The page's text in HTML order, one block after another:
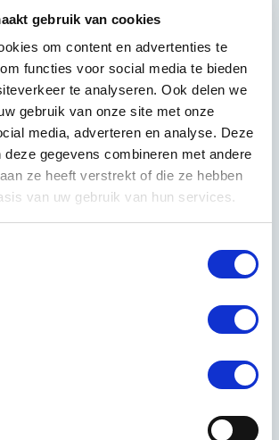
gebruik van cookies
om content en advertenties te
functies voor social media te bieden
te analyseren. Ook delen we
gebruik van onze site met onze
media, adverteren en analyse. Deze
deze gegevens combineren met andere
ze heeft verstrekt of die ze hebben
van uw gebruik van hun services.
voor
schoonmaakbedrijf voor een
herken je aan vaste
aantoonbare kwaliteitscontroles,
sector en transparante
het sleutelwoord: een
van het kantoor.
de volgende punten:
en zorgt dat afspraken